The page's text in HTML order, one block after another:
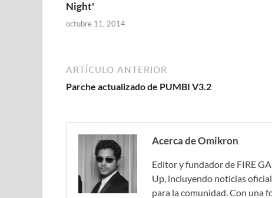
Night'
octubre 11, 2014
ARTÍCULO ANTERIOR
Parche actualizado de PUMBI V3.2
Acerca de Omikron
Editor y fundador de FIRE
Up, incluyendo noticias
para la comunidad. Con una